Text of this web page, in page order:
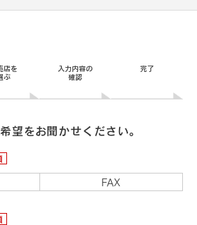
店を
ぶ
入力内容の
確認
完了
望をお聞かせください。
FAX